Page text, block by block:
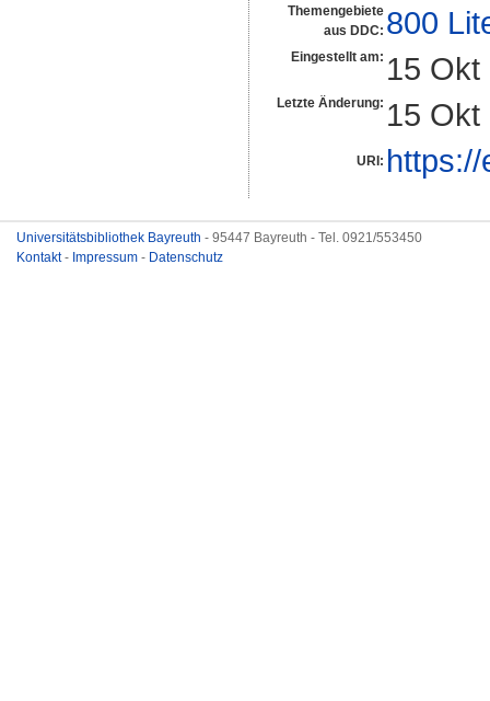
Themengebiete
aus DDC: 800
Eingestellt am: 15 Okt
Letzte Änderung: 15 Okt
URI:
Universitätsbibliothek Bayreuth - 95447 Bayreuth - Tel. 0921/553450
Kontakt- Impressum - Datenschutz